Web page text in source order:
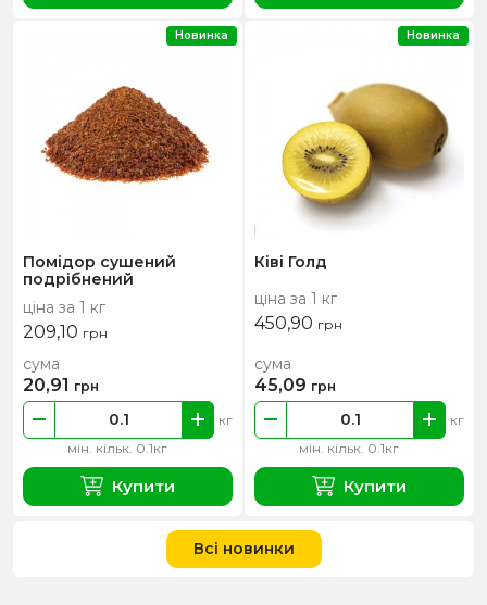
Помідор сушений
подрібнений
ціна за 1 кг
209,10 грн
мін. кільк. 0.1кг
кг
сума
20,91 грн
Купити
Новинка
Ківі Голд
ціна за 1 кг
450,90 грн
мін. кільк. 0.1кг
кг
сума
45,09 грн
Купити
Новинка
Всі новинки